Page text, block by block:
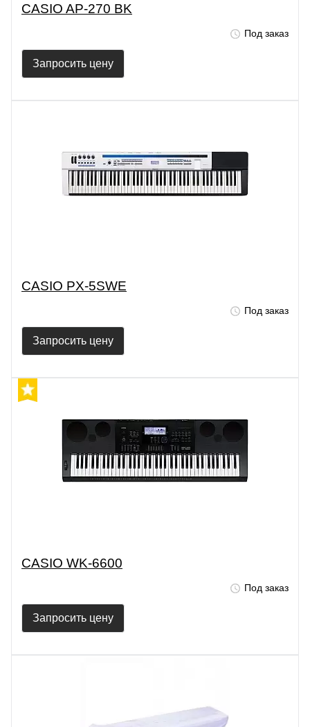
CASIO AP-270 BK
Под заказ
Запросить цену
CASIO PX-5SWE
Под заказ
Запросить цену
CASIO WK-6600
Под заказ
Запросить цену